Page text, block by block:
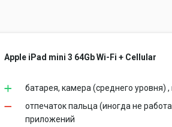
Apple iPad mini 3 64Gb Wi-Fi + Cellular
батарея, камера (среднего уровня)
отпечаток пальца (иногда не
приложений